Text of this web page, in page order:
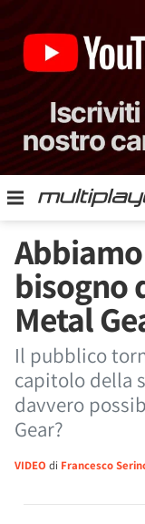
bisogno
Metal
Il pubblico
capitolo della
davvero
Gear?
VIDEO di Francesco